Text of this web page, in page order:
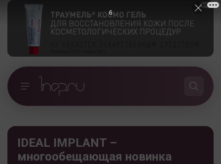
IDEAL IMPLANT –
многообещающая новинка
5